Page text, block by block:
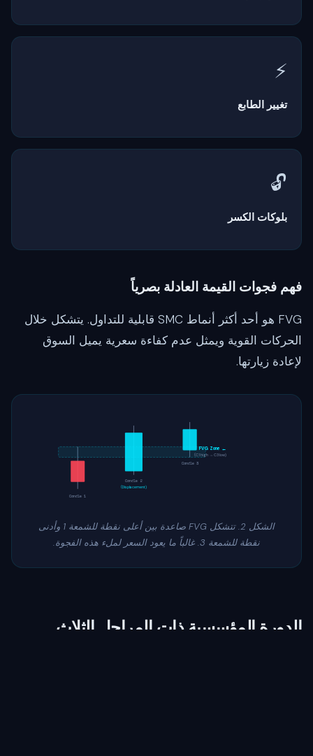
أن جانب الاتجاه لا يزال مسيطراً. يساعدك على البقاء في الجانب
⚡
تغيير الطابع
الاتجاه السائد، فهذه أول إشارة على تحول السيطرة. عند دمجه مع
🔓
بلوكات الكسر
(أو العكس). يمثل مناطق يخرج منها المتداولون المحاصرون، مما
فهم فجوات القيمة العادلة بصرياً
FVG هو أحد أكثر أنماط SMC قابلية للتداول. يتشكل خلال
الحركات القوية ويمثل عدم كفاءة سعرية يميل السوق
لإعادة زيارتها.
Candle 1
Candle 2
(Displacement)
Candle 3
← FVG Zone
(C1 high → C3 low)
الشكل 2. تتشكل FVG صاعدة بين أعلى نقطة للشمعة 1 وأدنى
نقطة للشمعة 3. غالباً ما يعود السعر لملء هذه الفجوة.
الدورة المؤسسية ذات المراحل الثلاث